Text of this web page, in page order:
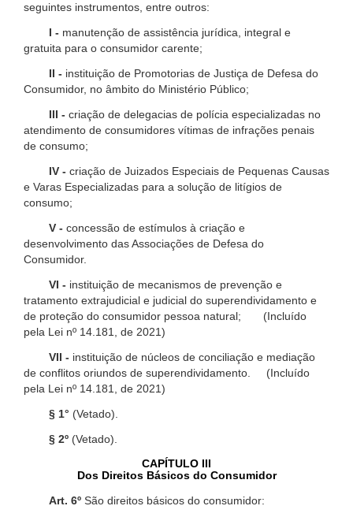
seguintes instrumentos, entre outros:
I - manutenção de assistência jurídica, integral e
gratuita para o consumidor carente;
II - instituição de Promotorias de Justiça de Defesa do
Consumidor, no âmbito do Ministério Público;
III - criação de delegacias de polícia especializadas no
atendimento de consumidores vítimas de infrações penais
de consumo;
IV - criação de Juizados Especiais de Pequenas Causas
e Varas Especializadas para a solução de litígios de
consumo;
V - concessão de estímulos à criação e
desenvolvimento das Associações de Defesa do
Consumidor.
VI - instituição de mecanismos de prevenção e
tratamento extrajudicial e judicial do superendividamento e
de proteção do consumidor pessoa natural; (Incluído
pela Lei nº 14.181, de 2021)
VII - instituição de núcleos de conciliação e mediação
de conflitos oriundos de superendividamento. (Incluído
pela Lei nº 14.181, de 2021)
§ 1° (Vetado).
§ 2º (Vetado).
CAPÍTULO III
Dos Direitos Básicos do Consumidor
Art. 6º São direitos básicos do consumidor: